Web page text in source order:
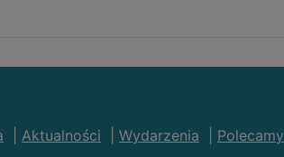
Aktualności Wydarzenia Polecamy